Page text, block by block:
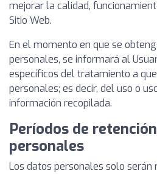
mejorar la calidad,
Sitio Web.
En el momento en que se
personales, se informará al
específicos del tratamiento a
personales; es decir, del uso o
información recopilada.
Períodos de
personales
Los datos personales solo